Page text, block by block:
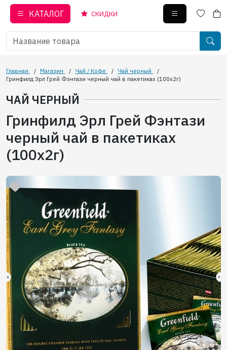
КАТАЛОГ СКИДКИ
Главная / Магазин / Чай / Кофе / Чай черный
/
Гринфилд Эрл Грей Фэнтази черный чай в пакетиках (100х2г)
ЧАЙ ЧЕРНЫЙ
Гринфилд Эрл Грей Фэнтази
черный чай в пакетиках
(100х2г)